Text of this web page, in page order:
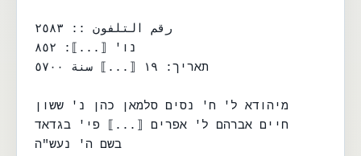
رقم التلفون :: ٢٥٨٣
נו' ⟦...⟧: ٨٥٢
תאריך: ١٩ ⟦...⟧ سنة ٥٧٠٠
מיהודא ל' ח' נסים סלמאן כהן נ' ששון
חיים אברהם ל' אפרים ⟦...⟧ פי' בגדאד
בשם ה' נעש"ה